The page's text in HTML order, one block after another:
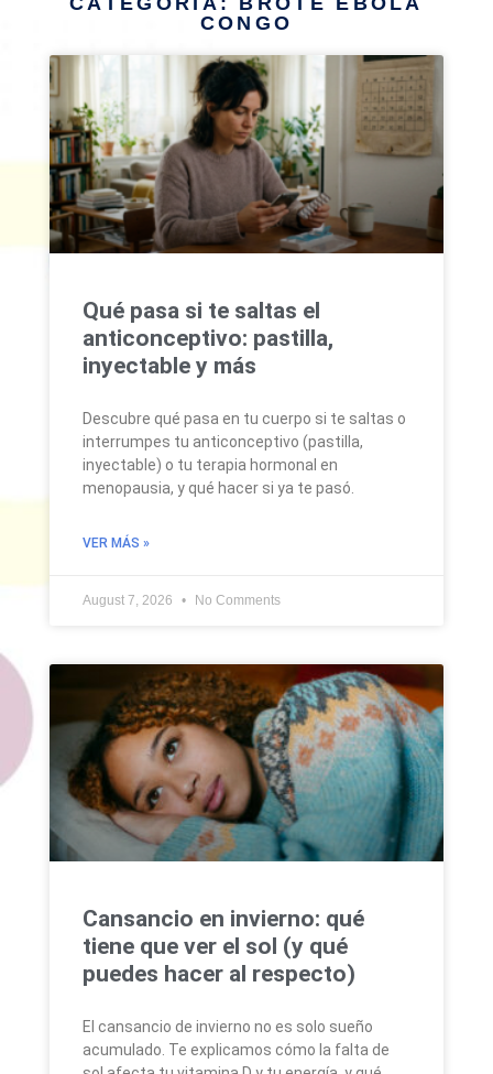
CONGO
Qué pasa si te saltas el
anticonceptivo: pastilla,
inyectable y más
Descubre qué pasa en tu cuerpo si te saltas o
interrumpes tu anticonceptivo (pastilla,
inyectable) o tu terapia hormonal en
menopausia, y qué hacer si ya te pasó.
VER MÁS »
August 7, 2026 No Comments
Cansancio en invierno: qué
tiene que ver el sol (y qué
puedes hacer al respecto)
El cansancio de invierno no es solo sueño
acumulado. Te explicamos cómo la falta de